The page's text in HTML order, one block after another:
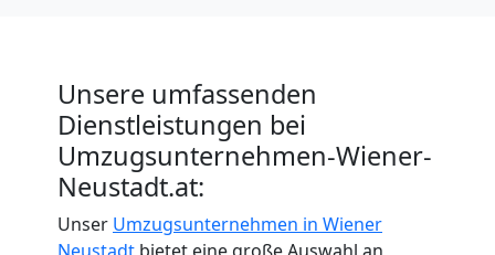
Unsere umfassenden
Dienstleistungen bei
Umzugsunternehmen-Wiener-
Neustadt.at:
Unser Umzugsunternehmen in Wiener
Internationaler
Umzug
Nationaler